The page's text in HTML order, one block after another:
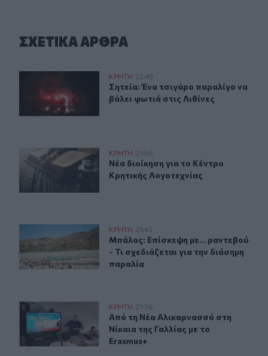
ΣΧΕΤΙΚA AΡΘΡΑ
Σητεία: Ένα τσιγάρο παραλίγο να βάλει φωτιά στις
ΚΡΗΤΗ 22:45
Σητεία: Ένα τσιγάρο παραλίγο να
Σητεία: Ένα τσιγάρο παραλίγο να
βάλει φωτιά στις Λιθίνες
Νέα διοίκηση για το Κέντρο Κρητικής Λογοτεχνίας
ΚΡΗΤΗ 21:56
Νέα διοίκηση για το Κέντρο
Νέα διοίκηση για το Κέντρο
Κρητικής Λογοτεχνίας
Μπάλος: Επίσκεψη με… ραντεβού - Τι σχεδιάζεται για
ΚΡΗΤΗ 21:45
Μπάλος: Επίσκεψη με… ραντεβού -
Μπάλος: Επίσκεψη με… ραντεβού
- Τι σχεδιάζεται για την διάσημη
παραλία
Από τη Νέα Αλικαρνασσό στη Νίκαια της Γαλλίας με το
ΚΡΗΤΗ 21:36
Από τη Νέα Αλικαρνασσό στη
Από τη Νέα Αλικαρνασσό στη
Νίκαια της Γαλλίας με το
Erasmus+